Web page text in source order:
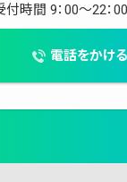
付時間 9：00〜22：
電話をかける